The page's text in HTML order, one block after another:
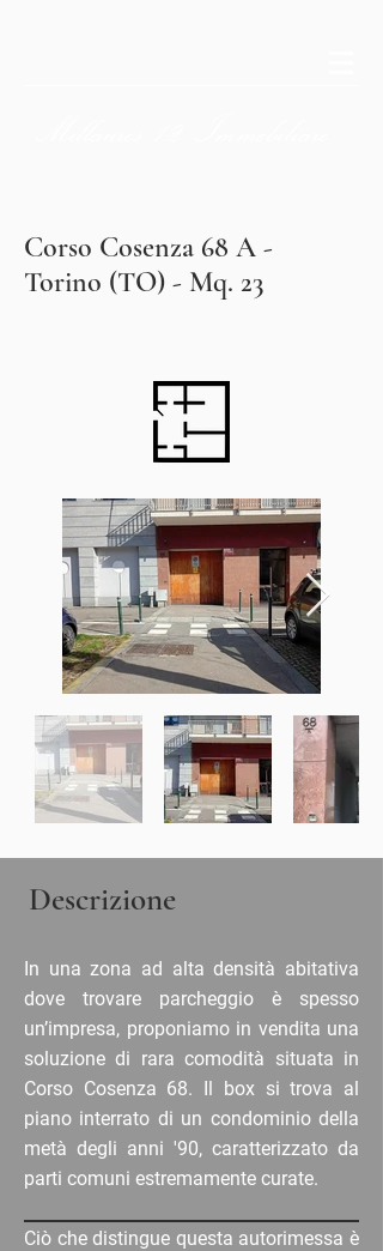
Corso Cosenza 68 A -
Torino (TO) - Mq. 23
Descrizione
In una zona ad alta densità abitativa
dove trovare parcheggio è spesso
un’impresa, proponiamo in vendita una
soluzione di rara comodità situata in
Corso Cosenza 68. Il box si trova al
piano interrato di un condominio della
metà degli anni '90, caratterizzato da
parti comuni estremamente curate.
Ciò che distingue questa autorimessa è